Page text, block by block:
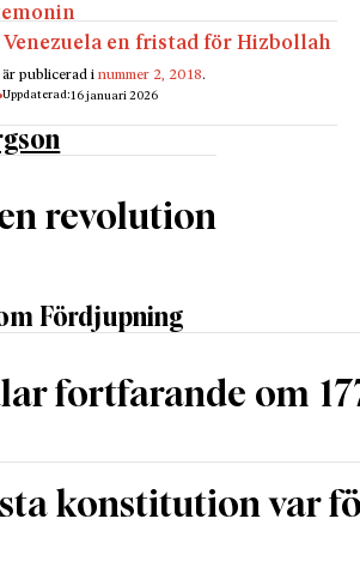
Venezuela en fristad för Hizbollah
publicerad inummer 2, 2018.
Uppdaterad:16 januari 2026
revolution
Fördjupning
fortfarande om
konstitution var